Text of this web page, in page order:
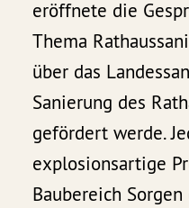
eröffnete die
Thema
über das
Sanierung des
gefördert werde.
explosionsartige
Baubereich